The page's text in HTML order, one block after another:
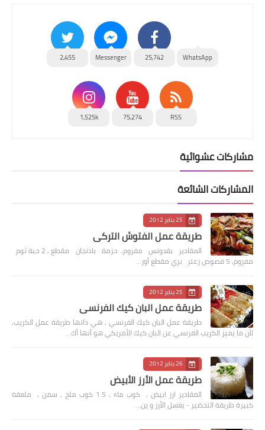
WhatsApp
25,742
Messenger
2,455
RSS
75,274
1,525k
مشاركات عشوائية
المشاركات الشائعة
25 يناير 2012
طريقة عمل الفتوش التركي
المقادير بقدونس مفروم, حزمة باذنجان مقطع , 2 حبة ثوم
مفروم, 5 فصوص زعتر بري مقطع أور…
25 يناير 2012
طريقة عمل البان كيك الفرنسي
طريقة عمل البان كيك الفرنسي , هي ذاتها طريقة عمل الكريب,
لأن ما يميز الكريب الفرنسي عن البان كيك الأمريكي هو أنها أك…
26 يناير 2012
طريقة عمل الأرز الأبيض
المقادير ارز ابيض , كوب ماء , 1.5 كوب ملح , سمن , ملعقة
كبيرة طريقة التحضير - يغسل الأرز و ين…